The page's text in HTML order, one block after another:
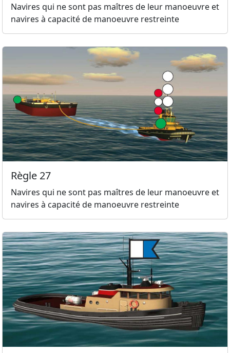
Navires qui ne sont pas maîtres de leur manoeuvre et
navires à capacité de manoeuvre restreinte
Règle 27
Navires qui ne sont pas maîtres de leur manoeuvre et
navires à capacité de manoeuvre restreinte